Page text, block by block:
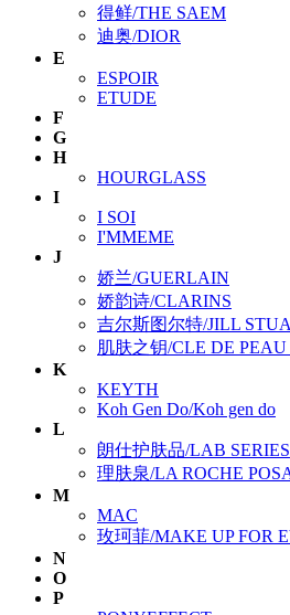
得鲜/THE SAEM
迪奥/DIOR
E
ESPOIR
ETUDE
F
G
H
HOURGLASS
I
I SOI
I'MMEME
J
娇兰/GUERLAIN
娇韵诗/CLARINS
吉尔斯图尔特/JILL
肌肤之钥/CLE DE
K
KEYTH
Koh Gen Do/Koh gen do
L
朗仕护肤品/LAB SERIES
理肤泉/LA ROCHE
M
MAC
玫珂菲/MAKE UP FOR
N
O
P